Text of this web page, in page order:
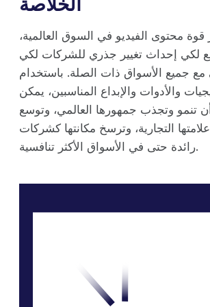
قوة محتوى الفيديو في السوق العالمية،
لكي إحداث تغيير جذري للشركات لكي
جميع الأسواق ذات الصلة. باستخدام
والأدوات والإبداع المناسبين، يمكن
تنمو وتجذب جمهورها العالمي، وتوسع
التجارية، وترسخ مكانتها كشركات
رائدة حتى في الأسواق الأكثر تنافسية.